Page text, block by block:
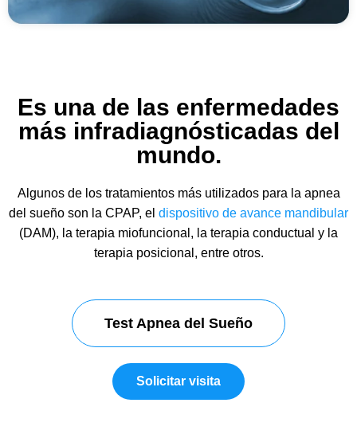
Es una de las enfermedades
más infradiagnósticadas del
mundo.
Algunos de los tratamientos más utilizados para la apnea
del sueño son la CPAP, el dispositivo de avance mandibular
(DAM), la terapia miofuncional, la terapia conductual y la
terapia posicional, entre otros.
Test Apnea del Sueño
Solicitar visita